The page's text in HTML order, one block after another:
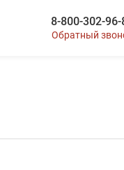
8-800-302-96-
Обратный